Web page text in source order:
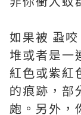
如果被 蝨
堆或者是一
紅色或紫紅
的痕跡，部
皰。另外，